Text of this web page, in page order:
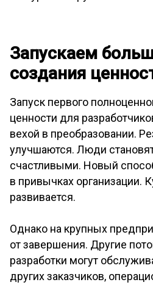
Запускаем
создания
Запуск первого
ценности для
вехой в преобразовании.
улучшаются. Люди
счастливыми. Новый
в привычках организации.
развивается.
Однако на крупных
от завершения. Другие
разработки могут
других заказчиков,